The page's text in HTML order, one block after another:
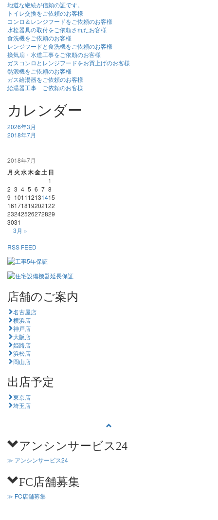
地道な継続が信頼の証です。
トイレ交換をご依頼のお客様
コンロ＆レンジフードをご依頼のお客様
水栓器具の取付をご依頼されたお客様
食洗機をご依頼のお客様
レンジフードと食洗機をご依頼のお客様
換気扇・水道工事をご依頼のお客様
ガスコンロとレンジフードをお買上げのお客様
熱源機をご依頼のお客様
ガス給湯器をご依頼のお客様
給湯器工事 ご依頼のお客様
カレンダー
2026年3月
2018年7月
2018年7月
月 火水木金土 日
1
2 3 4 5 6 7 8
9 101112131415
16171819202122
23242526272829
3031
3月 »
RSS FEED
店舗のご案内
名古屋店
横浜店
神戸店
大阪店
姫路店
浜松店
岡山店
出店予定
東京店
埼玉店
アンシンサービス24
≫ アンシンサービス24
FC店舗募集
≫ FC店舗募集